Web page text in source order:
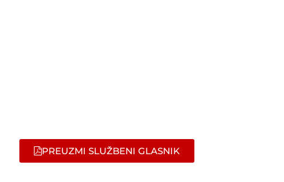
PREUZMI SLUŽBENI GLASNIK